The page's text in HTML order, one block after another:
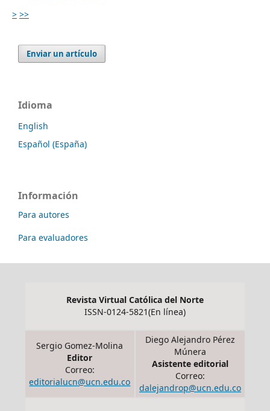
> >>
Enviar un artículo
Idioma
English
Español (España)
Información
Para autores
Para evaluadores
Revista Virtual Católica del Norte
ISSN-0124-5821(En línea)
Sergio Gomez-Molina
Editor
Correo:
editorialucn@ucn.edu.co
Diego Alejandro Pérez
Múnera
Asistente editorial
Correo:
dalejandrop@ucn.edu.co